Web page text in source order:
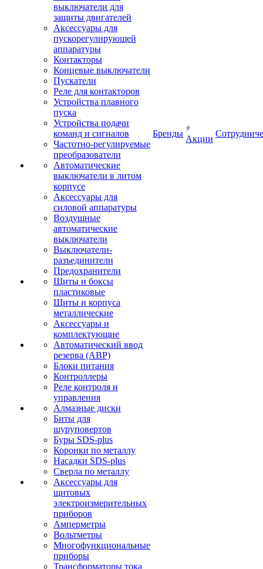
выключатели для
защиты двигателей
Аксессуары для
пускорегулирующей
аппаратуры
Контакторы
Концевые выключатели
Пускатели
Реле для контакторов
Устройства плавного
пуска
Устройства подачи
команд и сигналов
Частотно-регулируемые
преобразователи
Автоматические
выключатели в литом
корпусе
Аксессуары для
силовой аппаратуры
Воздушные
автоматические
выключатели
Выключатели-
разъединители
Предохранители
Щиты и боксы
пластиковые
Щиты и корпуса
металлические
Аксессуары и
комплектующие
Автоматический ввод
резерва (АВР)
Блоки питания
Контроллеры
Реле контроля и
управления
Алмазные диски
Биты для
шуруповертов
Буры SDS-plus
Коронки по металлу
Насадки SDS-plus
Сверла по металлу
Аксессуары для
щитовых
электроизмерительных
приборов
Амперметры
Вольтметры
Многофункциональные
приборы
Трансформаторы тока
Бренды
Акции